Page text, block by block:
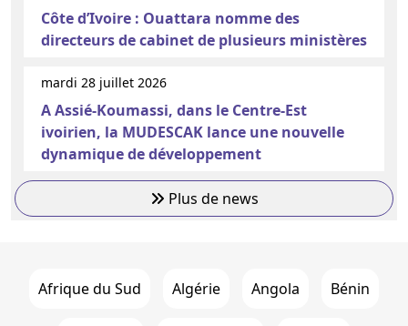
Côte d’Ivoire : Ouattara nomme des
directeurs de cabinet de plusieurs ministères
mardi 28 juillet 2026
A Assié-Koumassi, dans le Centre-Est
ivoirien, la MUDESCAK lance une nouvelle
dynamique de développement
Plus de news
Afrique du Sud Algérie Angola Bénin